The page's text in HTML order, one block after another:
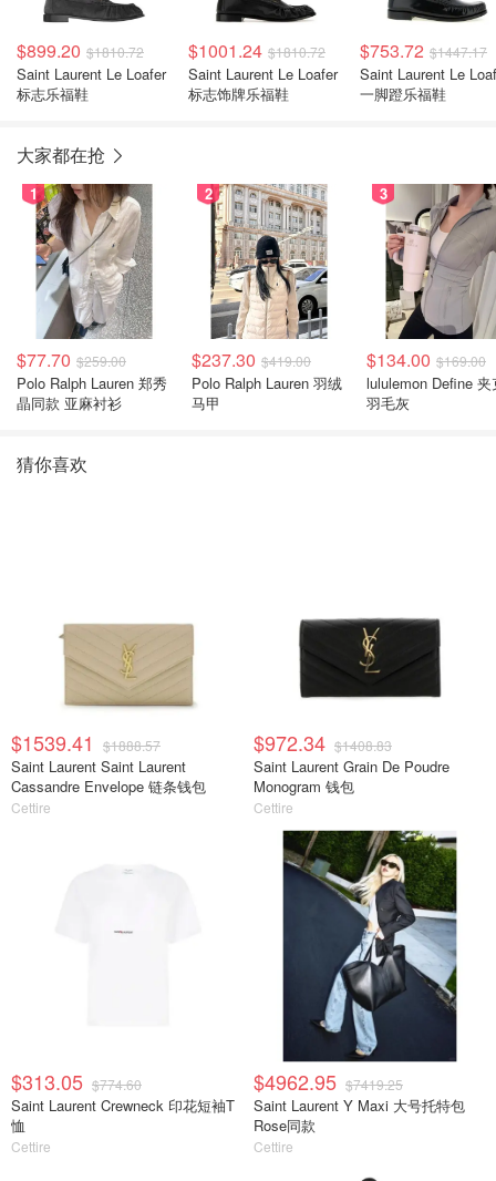
$899.20 $1810.72
Saint Laurent Le Loafer
标志乐福鞋
$1001.24 $1810.72
Saint Laurent Le Loafer
标志饰牌乐福鞋
$753.72 $1447.17
Saint Laurent Le
一脚蹬乐福鞋
大家都在抢
1
$77.70 $259.00
Polo Ralph Lauren 郑秀
晶同款 亚麻衬衫
2
$237.30 $419.00
Polo Ralph Lauren 羽绒
马甲
3
$134.00 $169.00
lululemon Define 夹
羽毛灰
猜你喜欢
$1539.41 $1888.57
Saint Laurent Saint Laurent
Cassandre Envelope 链条钱包
Cettire
$972.34 $1408.83
Saint Laurent Grain De Poudre
Monogram 钱包
Cettire
$313.05 $774.60
Saint Laurent Crewneck 印花短袖T
恤
Cettire
$4962.95 $7419.25
Saint Laurent Y Maxi 大号托特包
Rose同款
Cettire